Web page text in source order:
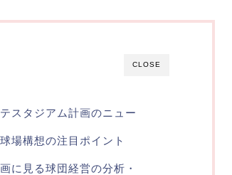
CLOSE
スタジアム計画のニュー
場構想の注目ポイント
に見る球団経営の分析・